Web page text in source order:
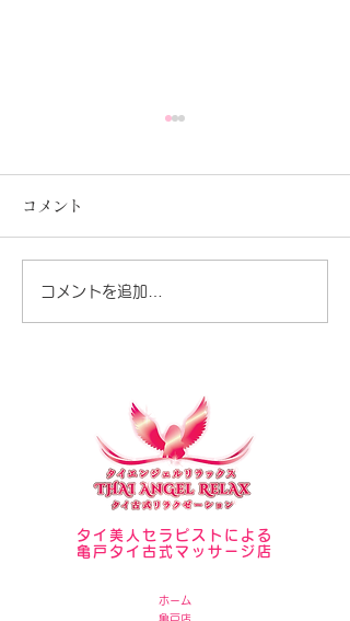
コメント
コメントを追加…
タイ美人セラピストによる
亀戸タイ古式マッサージ店
ホーム